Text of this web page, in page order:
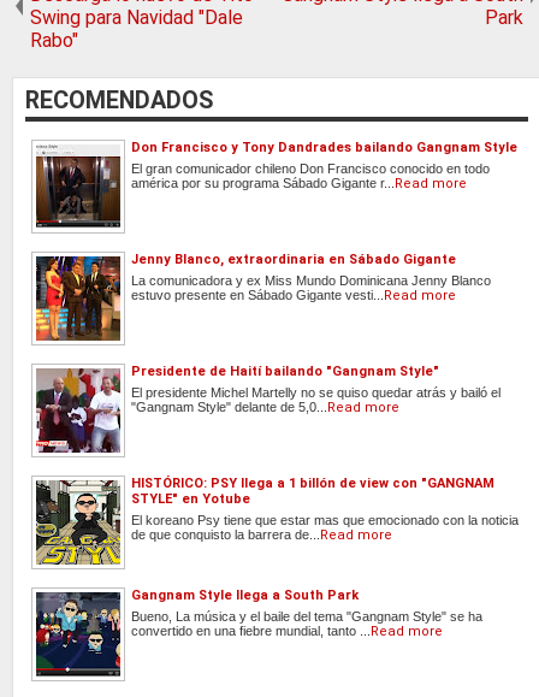
Swing para Navidad "Dale
Rabo"
Park
RECOMENDADOS
Don Francisco y Tony Dandrades bailando Gangnam Style
El gran comunicador chileno Don Francisco conocido en todo
américa por su programa Sábado Gigante r... Read more
Jenny Blanco, extraordinaria en Sábado Gigante
La comunicadora y ex Miss Mundo Dominicana Jenny Blanco
estuvo presente en Sábado Gigante vesti... Read more
Presidente de Haití bailando "Gangnam Style"
El presidente Michel Martelly no se quiso quedar atrás y bailó el
"Gangnam Style" delante de 5,0... Read more
HISTÓRICO: PSY llega a 1 billón de view con "GANGNAM
STYLE" en Yotube
El koreano Psy tiene que estar mas que emocionado con la noticia
de que conquisto la barrera de... Read more
Gangnam Style llega a South Park
Bueno, La música y el baile del tema "Gangnam Style" se ha
convertido en una fiebre mundial, tanto ... Read more